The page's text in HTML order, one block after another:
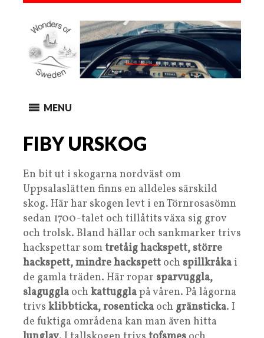
MENU
FIBY URSKOG
En bit ut i skogarna nordväst om
Uppsalaslätten finns en alldeles särskild
skog. Här har skogen levt i en Törnrosasömn
sedan 1700-talet och tillåtits växa sig grov
och trolsk. Bland hällar och sankmarker trivs
hackspettar somtretåig hackspett, större
hackspett, mindre hackspett och spillkråka i
de gamla träden. Här ropar sparvuggla,
slaguggla och kattugglapå våren. På lågorna
trivs klibbticka, rosenticka och gränsticka. I
de fuktiga områdena kan man även hitta